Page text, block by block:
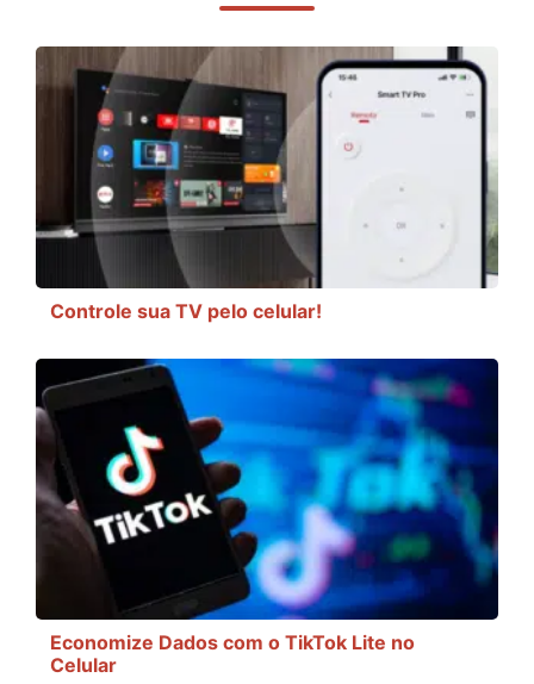
Controle sua TV pelo celular!
Economize Dados com o TikTok Lite no
Celular